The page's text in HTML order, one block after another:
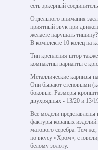
есть эркерный
Отдельного внимания
приятный звук при
желаете нарушать
В комплекте 10 колец на
Тип крепления штор
компактны варианты с
Металлические карнизы
Они бывают стеновыми
боковые. Размеры
двухрядных - 13/20 и 13/
Все модели представлены
фактуры кованых
матового серебра. Тем
по вкусу «Хром», с
белому золоту.